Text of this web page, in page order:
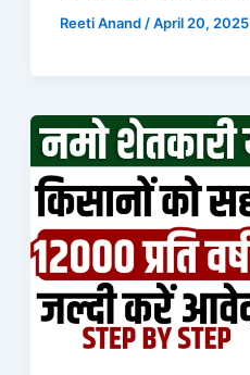
Reeti Anand /April 20, 2025